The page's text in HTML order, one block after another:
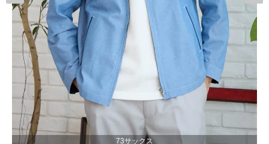
73サックス